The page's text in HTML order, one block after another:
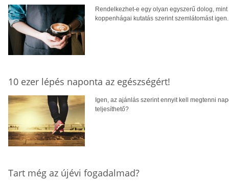
Rendelkezhet-e egy olyan egyszerű dolog,
koppenhágai kutatás szerint szemlátomást igen.
10 ezer lépés naponta az egészségért!
Igen, az ajánlás szerint ennyit kell megtenni
teljesíthető?
Tart még az újévi fogadalmad?